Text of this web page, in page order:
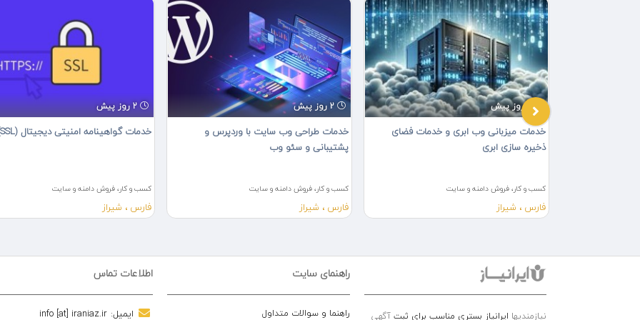
2 روز پیش
خدمات گواهینامه امنیتی دیجیتال (SSL)
کسب و کار، فروش دامنه و سایت
فارس ، شیراز
2 روز پیش
خدمات طراحی وب سایت با وردپرس و
پشتیبانی و سئو وب
کسب و کار، فروش دامنه و سایت
فارس ، شیراز
2 روز پیش
خدمات میزبانی وب ابری و خدمات فضای
ذخیره سازی ابری
کسب و کار، فروش دامنه و سایت
فارس ، شیراز
نیازمندیها ایرانیاز بستری مناسب برای ثبتآگهی
راهنمای سایت
راهنما و سوالات متداول
اطلاعات تماس
ایمیل: info [at] iraniaz.ir